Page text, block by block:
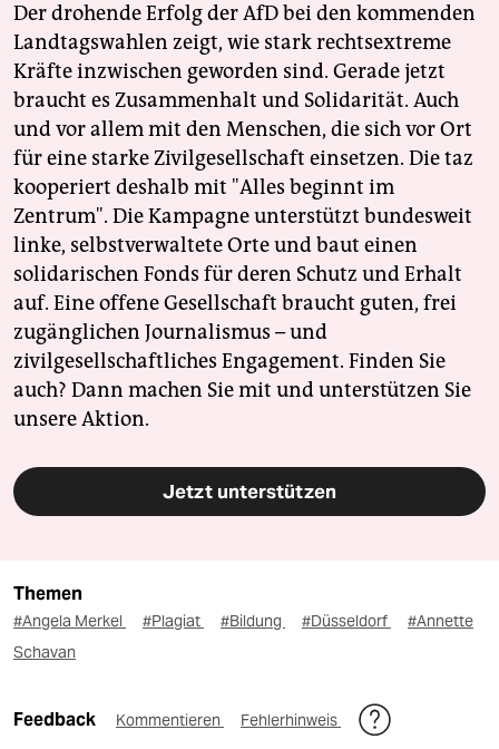
Der drohende Erfolg der AfD bei den kommenden
Landtagswahlen zeigt, wie stark rechtsextreme
Kräfte inzwischen geworden sind. Gerade jetzt
braucht es Zusammenhalt und Solidarität. Auch
und vor allem mit den Menschen, die sich vor Ort
für eine starke Zivilgesellschaft einsetzen. Die taz
kooperiert deshalb mit "Alles beginnt im
Zentrum". Die Kampagne unterstützt bundesweit
linke, selbstverwaltete Orte und baut einen
solidarischen Fonds für deren Schutz und Erhalt
auf. Eine offene Gesellschaft braucht guten, frei
zugänglichen Journalismus – und
zivilgesellschaftliches Engagement. Finden Sie
auch? Dann machen Sie mit und unterstützen Sie
unsere Aktion.
Jetzt unterstützen
Themen
#Angela Merkel #Plagiat #Bildung #Düsseldorf
#Annette
Schavan
Feedback Kommentieren Fehlerhinweis